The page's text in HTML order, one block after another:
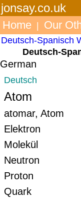
jonsay.co.uk
Home Our
Deutsch-Spanisch
Deutsch-
German
Deutsch
Atom
atomar, Atom
Elektron
Molekül
Neutron
Proton
Quark